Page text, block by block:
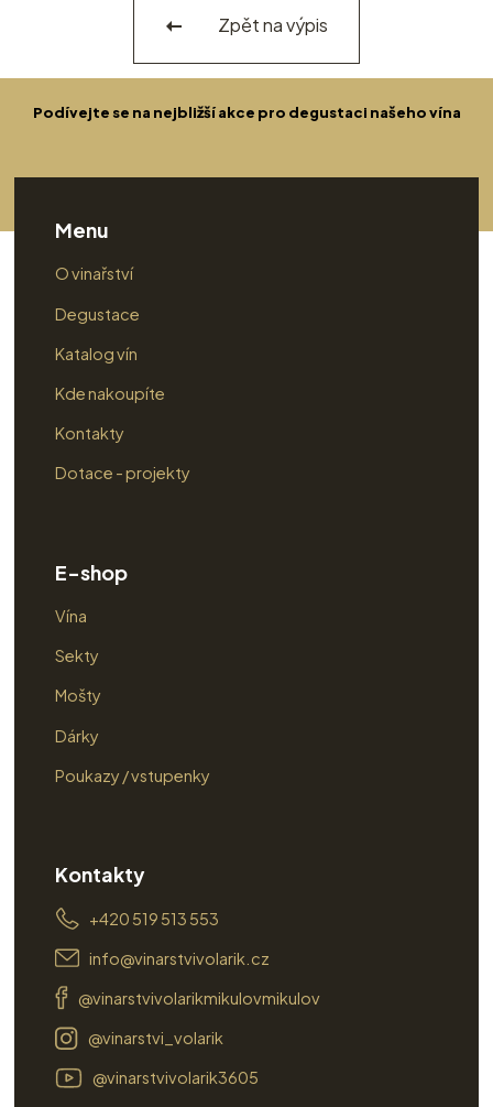
Zpět na výpis
Podívejte se na nejbližší akce pro degustaci našeho vína
Menu
O vinařství
Degustace
Katalog vín
Kde nakoupíte
Kontakty
Dotace - projekty
E-shop
Vína
Sekty
Mošty
Dárky
Poukazy / vstupenky
Kontakty
+420 519 513 553
info@vinarstvivolarik.cz
@vinarstvivolarikmikulovmikulov
@vinarstvi_volarik
@vinarstvivolarik3605